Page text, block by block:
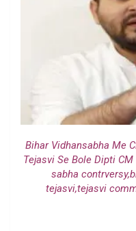
Bihar Vidhansabha Me
Tejasvi Se Bole Dipti
sabha
tejasvi,tejasvi